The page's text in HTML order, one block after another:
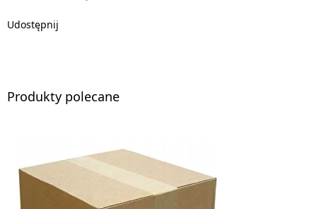
Udostępnij
Produkty polecane